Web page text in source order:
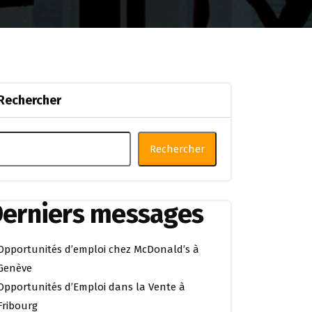
Rechercher
messages
d’emploi chez McDonald’s à
d’Emploi dans la Vente à